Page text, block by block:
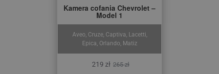
Aveo, Cruze, Captiva, Lacetti,
Epica, Orlando, Matiz
Kamera cofania Chevrolet –
Model 1
219 zł 265 zł